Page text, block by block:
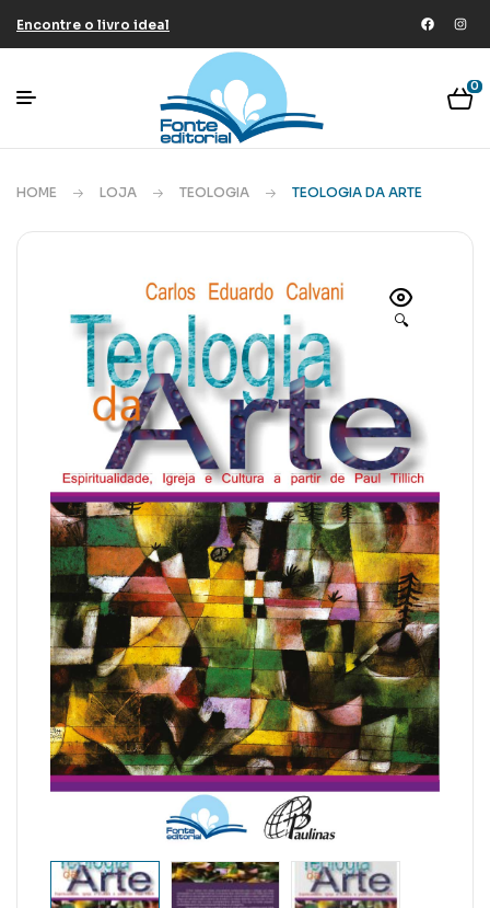
Encontre o livro ideal
0
HOME LOJA TEOLOGIA TEOLOGIA DA ARTE
🔍